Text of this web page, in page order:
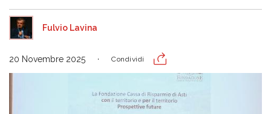
Fulvio Lavina
20 Novembre 2025 Condividi